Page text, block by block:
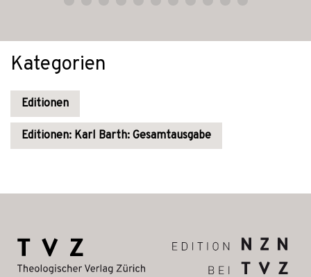
Kategorien
Editionen
Editionen: Karl Barth: Gesamtausgabe